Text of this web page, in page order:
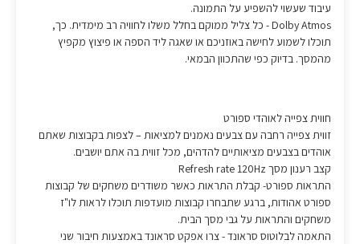
עיבוד שעשוי להשפיע על התמונה.
Dolby Atmos - כל צליל ממוקם בחלל משלו לחוויה רב מימדית. כך,
תוכלו לשמוע לחישה באוזניכם או שאגה ליד הספה או פיצוץ מקפיץ
מהמסך. בדיוק כפי שהתכוון הבמאי.
חווית צפייה לאוהדי ספורט
זווית צפייה רחבה עם צבעים נאמנים למציאות – לצפות בקבוצות שאתם
אוהדים בצבעים מציאותיים להדהים, מכל זווית בה אתם יושבים.
קצב רענון מסך Refresh rate 120Hz
התראות ספורט- קבלת התראות כאשר משודרים משחקים של קבוצות
ספורט אהודות, ברגע שתבחרו קבוצות מועדפות תוכלו לראות לו"ז
משחקים והתראות על גבי מסך הבית.
התאמה לבלוטוס סראונד - צרו אפקט סראונד באמצעות חיבור שני